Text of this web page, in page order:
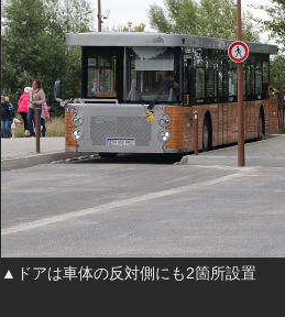
▲ドアは車体の反対側にも2箇所設置